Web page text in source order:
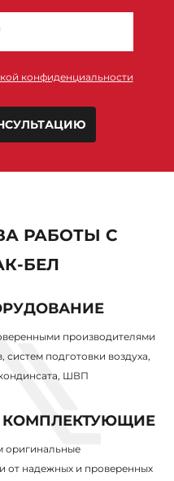
конфиденциальности
РАБОТЫ С
БЕЛ
производителями
подготовки воздуха,
ШВП
КОМПЛЕКТУЮЩИЕ
оригинальные
от надежных и проверенных